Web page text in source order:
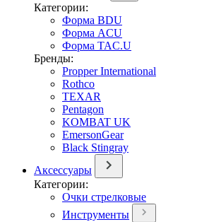
Категории:
Форма BDU
Форма ACU
Форма TAC.U
Бренды:
Propper International
Rothco
TEXAR
Pentagon
KOMBAT UK
EmersonGear
Black Stingray
Аксессуары
Категории:
Очки стрелковые
Инструменты